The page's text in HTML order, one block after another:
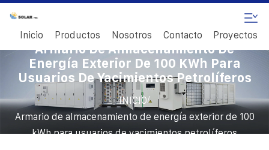
Inicio Productos Nosotros Contacto Proyectos
Armario De Almacenamiento De
Energía Exterior De 100 KWh Para
Usuarios De Yacimientos Petrolíferos
INICIO/
Armario de almacenamiento de energía exterior de 100
kWh para usuarios de yacimientos petrolíferos